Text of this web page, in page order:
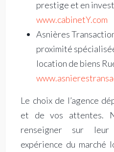
prestige et en
www.cabinetY.com
Asnières
proximité
location de biens
Le choix de l’agence
et de vos attentes.
renseigner sur leur
expérience du marché